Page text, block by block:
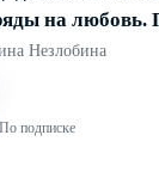
на любовь.
и
Незлобина
По подписке